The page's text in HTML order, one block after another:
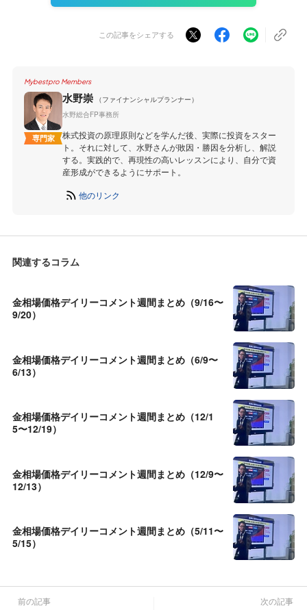
この記事をシェアする
Mybestpro Members
専門家
水野崇
（ファイナンシャルプランナー）
水野総合FP事務所
株式投資の原理原則などを学んだ後、実際に投資をスター
ト。それに対して、水野さんが敗因・勝因を分析し、解説
する。実践的で、再現性の高いレッスンにより、自分で資
産形成ができるようにサポート。
他のリンク
関連するコラム
金相場価格デイリーコメント週間まとめ（9/16〜
9/20）
金相場価格デイリーコメント週間まとめ（6/9〜
6/13）
金相場価格デイリーコメント週間まとめ（12/1
5〜12/19）
金相場価格デイリーコメント週間まとめ（12/9〜
12/13）
金相場価格デイリーコメント週間まとめ（5/11〜
5/15）
前の記事 次の記事